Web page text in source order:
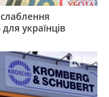
українців